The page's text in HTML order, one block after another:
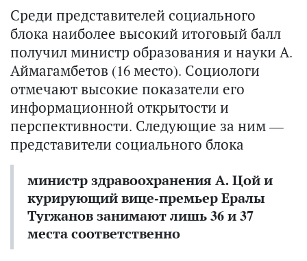
Среди представителей социального
блока наиболее высокий итоговый балл
получил министр образования и науки А.
Аймагамбетов (16 место). Социологи
отмечают высокие показатели его
информационной открытости и
перспективности. Следующие за ним —
представители социального блока
министр здравоохранения А. Цой и
курирующий вице-премьер Ералы
Тугжанов занимают лишь 36 и 37
места соответственно